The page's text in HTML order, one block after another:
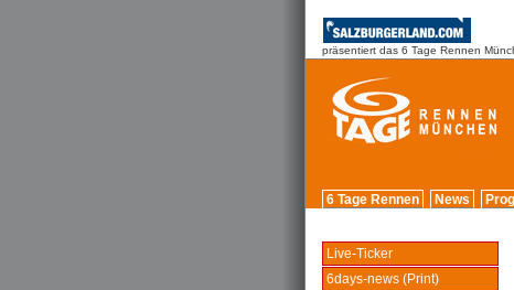
präsentiert das 6 Tage Rennen
6 Tage Rennen News
Live-Ticker
6days-news (Print)